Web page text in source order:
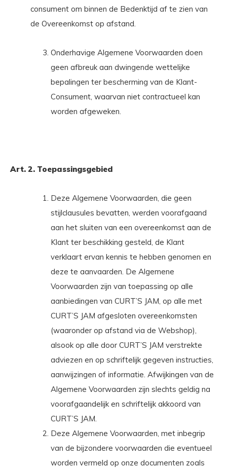
consument om binnen de Bedenktijd af te zien van
de Overeenkomst op afstand.
Onderhavige Algemene Voorwaarden doen
geen afbreuk aan dwingende wettelijke
bepalingen ter bescherming van de Klant-
Consument, waarvan niet contractueel kan
worden afgeweken.
Art. 2. Toepassingsgebied
Deze Algemene Voorwaarden, die geen
stijlclausules bevatten, werden voorafgaand
aan het sluiten van een overeenkomst aan de
Klant ter beschikking gesteld, de Klant
verklaart ervan kennis te hebben genomen en
deze te aanvaarden. De Algemene
Voorwaarden zijn van toepassing op alle
aanbiedingen van CURT’S JAM, op alle met
CURT’S JAM afgesloten overeenkomsten
(waaronder op afstand via de Webshop),
alsook op alle door CURT’S JAM verstrekte
adviezen en op schriftelijk gegeven instructies,
aanwijzingen of informatie. Afwijkingen van de
Algemene Voorwaarden zijn slechts geldig na
voorafgaandelijk en schriftelijk akkoord van
CURT’S JAM.
Deze Algemene Voorwaarden, met inbegrip
van de bijzondere voorwaarden die eventueel
worden vermeld op onze documenten zoals